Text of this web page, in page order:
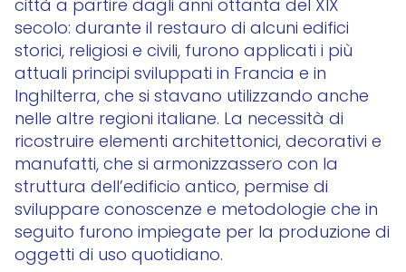
città a partire dagli anni ottanta del XIX
secolo: durante il restauro di alcuni edifici
storici, religiosi e civili, furono applicati i più
attuali principi sviluppati in Francia e in
Inghilterra, che si stavano utilizzando anche
nelle altre regioni italiane. La necessità di
ricostruire elementi architettonici, decorativi e
manufatti, che si armonizzassero con la
struttura dell’edificio antico, permise di
sviluppare conoscenze e metodologie che in
seguito furono impiegate per la produzione di
oggetti di uso quotidiano.